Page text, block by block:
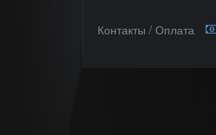
Контакты / Оплата